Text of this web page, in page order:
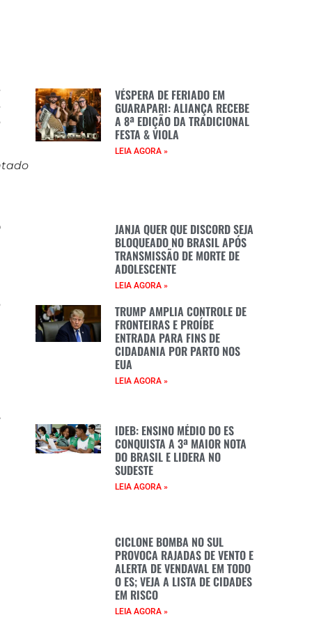
VÉSPERA DE FERIADO EM
GUARAPARI: ALIANÇA RECEBE
A 8ª EDIÇÃO DA TRADICIONAL
FESTA & VIOLA
LEIA AGORA »
JANJA QUER QUE DISCORD SEJA
BLOQUEADO NO BRASIL APÓS
TRANSMISSÃO DE MORTE DE
ADOLESCENTE
LEIA AGORA »
TRUMP AMPLIA CONTROLE DE
FRONTEIRAS E PROÍBE
ENTRADA PARA FINS DE
CIDADANIA POR PARTO NOS
EUA
LEIA AGORA »
IDEB: ENSINO MÉDIO DO ES
CONQUISTA A 3ª MAIOR NOTA
DO BRASIL E LIDERA NO
SUDESTE
LEIA AGORA »
CICLONE BOMBA NO SUL
PROVOCA RAJADAS DE VENTO E
ALERTA DE VENDAVAL EM TODO
O ES; VEJA A LISTA DE CIDADES
EM RISCO
LEIA AGORA »